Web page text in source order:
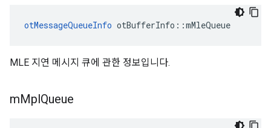
otMessageQueueInfo otBufferInfo ::mMleQueue
MLE 지연 메시지 큐에 관한 정보입니다.
mMplQueue